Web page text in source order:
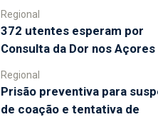
Regional
372 utentes esperam por
Consulta da Dor nos Açores
Regional
Prisão preventiva para
de coação e tentativa de